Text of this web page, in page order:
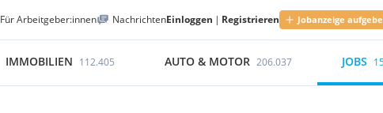
Für Arbeitgeber:innen NachrichtenEinloggen | Registrieren Jobanzeige
IMMOBILIEN 112.405 AUTO & MOTOR 206.037 JOBS